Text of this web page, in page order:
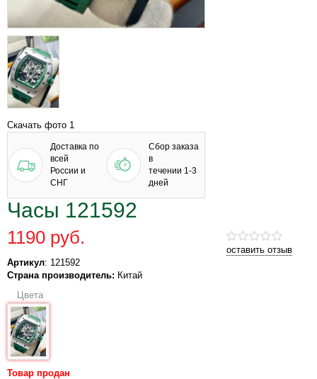
Скачать фото 1
Доставка по
всей
России и
СНГ
Сбор заказа
в
течении 1-3
дней
Часы 121592
оставить отзыв
1190 руб.
Артикул: 121592
Страна производитель: Китай
Цвета
Товар продан